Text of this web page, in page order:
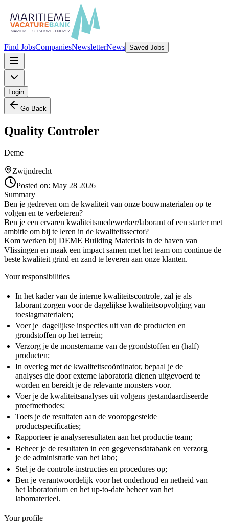
Find JobsCompaniesNewsletterNews Saved Jobs
Login
Go Back
Quality Controler
Deme
Zwijndrecht
Posted on: May 28 2026
Summary
Ben je gedreven om de kwaliteit van onze bouwmaterialen op te
volgen en te verbeteren?
Ben je een ervaren kwaliteitsmedewerker/laborant of een starter met
ambitie om bij te leren in de kwaliteitssector?
Kom werken bij DEME Building Materials in de haven van
Vlissingen en maak een impact samen met het team om continue de
beste kwaliteit grind en zand te leveren aan onze klanten.
Your responsibilities
In het kader van de interne kwaliteitscontrole, zal je als
laborant zorgen voor de dagelijkse kwaliteitsopvolging van
toeslagmaterialen;
Voer je dagelijkse inspecties uit van de producten en
grondstoffen op het terrein;
Verzorg je de monstername van de grondstoffen en (half)
producten;
In overleg met de kwaliteitscoördinator, bepaal je de
analyses die door externe laboratoria dienen uitgevoerd te
worden en bereidt je de relevante monsters voor.
Voer je de kwaliteitsanalyses uit volgens gestandaardiseerde
proefmethodes;
Toets je de resultaten aan de vooropgestelde
productspecificaties;
Rapporteer je analyseresultaten aan het productie team;
Beheer je de resultaten in een gegevensdatabank en verzorg
je de administratie van het labo;
Stel je de controle-instructies en procedures op;
Ben je verantwoordelijk voor het onderhoud en netheid van
het laboratorium en het up-to-date beheer van het
labomaterieel.
Your profile